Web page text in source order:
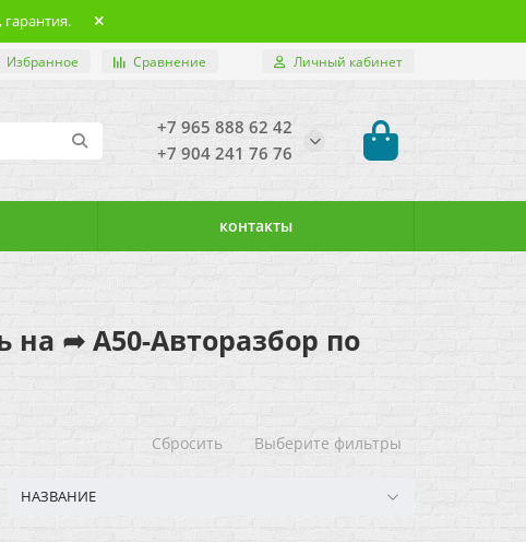
Избранное Сравнение Личный кабинет
+7 965 888 62 42
+7 904 241 76 76
контакты
на ➦ А50-Авторазбор по
Сбросить Выберите фильтры
НАЗВАНИЕ